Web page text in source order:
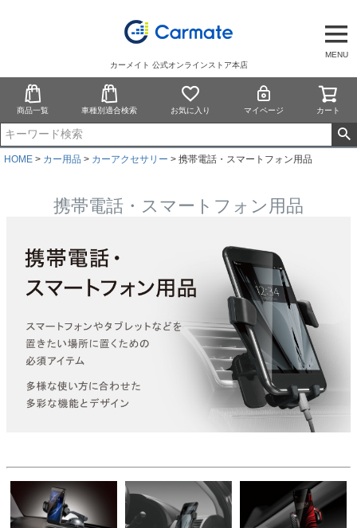
MENU
カーメイト 公式オンラインストア本店
商品一覧 車種別適合検索 お気に入り マイページ カート
HOME カー用品 カーアクセサリー 携帯電話・スマートフォン用品
携帯電話・スマートフォン用品